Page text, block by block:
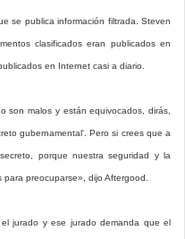
se publica información filtrada. Steven
clasificados eran publicados en
en Internet casi a diario.
son malos y están equivocados, dirás,
gubernamental'. Pero si crees que a
porque nuestra seguridad y la
preocuparse», dijo Aftergood.
jurado y ese jurado demanda que el